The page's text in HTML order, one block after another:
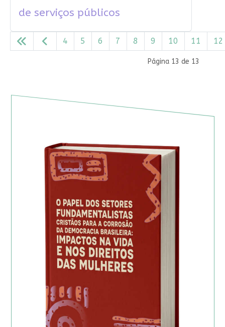
de serviços públicos
Página 13 de 13
4 5 6 7 8 9 10 11 12